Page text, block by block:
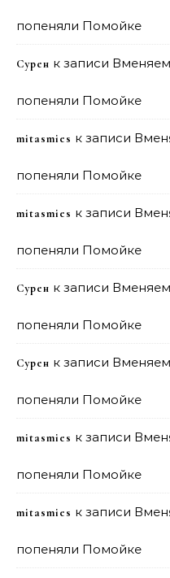
попеняли Помойке
Сурен к записи
попеняли Помойке
mitasmies к записи
попеняли Помойке
mitasmies к записи
попеняли Помойке
Сурен к записи
попеняли Помойке
Сурен к записи
попеняли Помойке
mitasmies к записи
попеняли Помойке
mitasmies к записи
попеняли Помойке